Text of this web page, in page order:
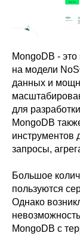
MongoDB -
на модели
данных и
для
MongoDB
инструментов
запросы,
Большое
пользуются
Однако
MongoDB с